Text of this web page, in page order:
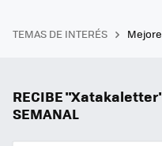
TEMAS DE INTERÉS
RECIBE
SEMANAL